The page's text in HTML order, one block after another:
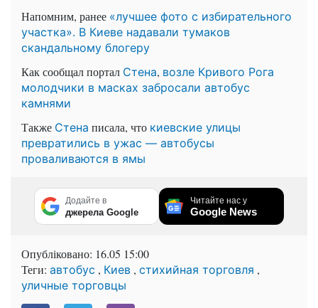
Напомним, ранее «лучшее фото с избирательного
участка». В Киеве надавали тумаков
скандальному блогеру
Как сообщал портал Стена, возле Кривого Рога
молодчики в масках забросали автобус
камнями
Также Стена писала, что киевские улицы
превратились в ужас — автобусы
проваливаются в ямы
Додайте в
джерела Google
Читайте нас у
Google News
Опубліковано: 16.05 15:00
Теги: автобус , Киев , стихийная торговля ,
уличные торговцы